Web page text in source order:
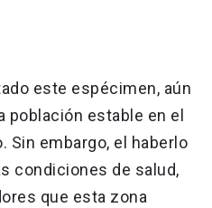
este espécimen, aún
población estable en el
Sin embargo, el haberlo
condiciones de salud,
que esta zona